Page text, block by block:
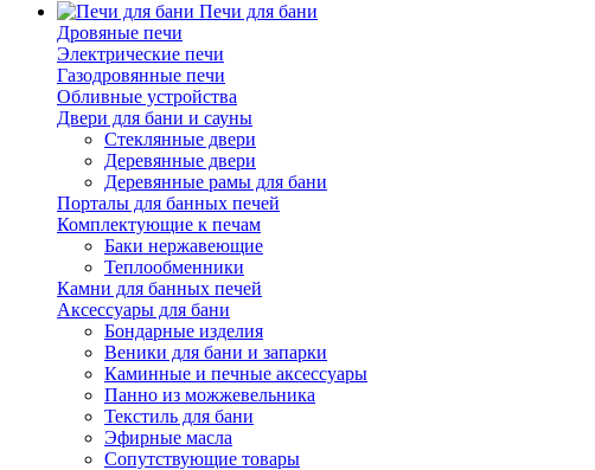
Печи для бани
Дровяные печи
Электрические печи
Газодровянные печи
Обливные устройства
Двери для бани и сауны
Стеклянные двери
Деревянные двери
Деревянные рамы для бани
Порталы для банных печей
Комплектующие к печам
Баки нержавеющие
Теплообменники
Камни для банных печей
Аксессуары для бани
Бондарные изделия
Веники для бани и запарки
Каминные и печные аксессуары
Панно из можжевельника
Текстиль для бани
Эфирные масла
Сопутствующие товары